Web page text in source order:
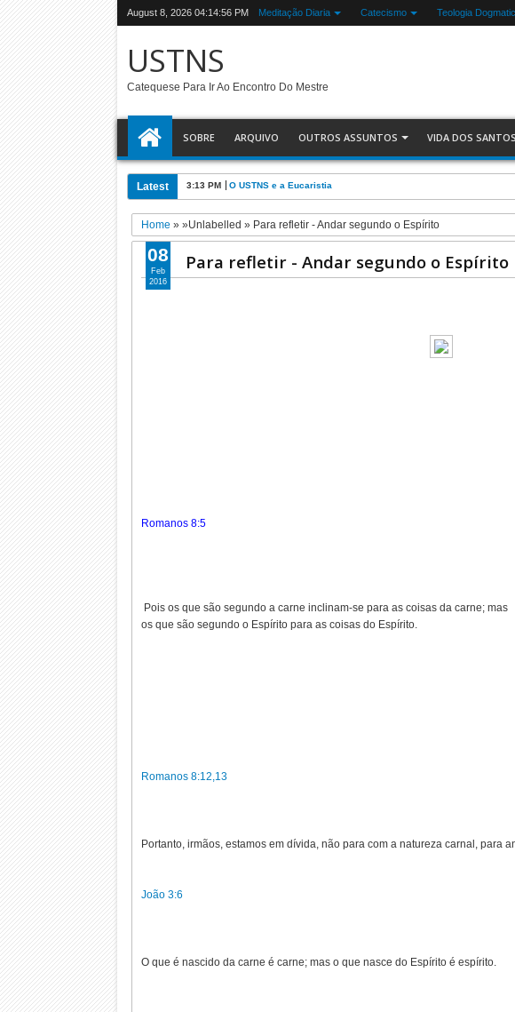
August 8, 2026 04:14:57 PM Meditação Diaria Catecismo Teologia
USTNS
Catequese Para Ir Ao Encontro Do Mestre
SOBRE ARQUIVO OUTROS ASSUNTOS VIDA DOS SANTOS
Latest 3:13 PM O USTNS e a Eucaristia
Home » »Unlabelled » Para refletir - Andar segundo o Espírito
Para refletir - Andar segundo o Espírito
Romanos 8:5
Pois os que são segundo a carne inclinam-se para as coisas da carne; mas
os que são segundo o Espírito para as coisas do Espírito.
Romanos 8:12,13
Portanto, irmãos, estamos em dívida, não para com a natureza carnal, para
João 3:6
O que é nascido da carne é carne; mas o que nasce do Espírito é espírito.
08
Feb
2016